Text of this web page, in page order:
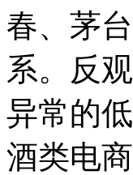
春、茅
系。反
异常的
酒类电